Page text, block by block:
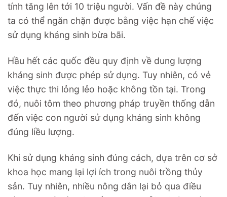
tính tăng lên tới 10 triệu người. Vấn đề này chúng
ta có thể ngăn chặn được bằng việc hạn chế việc
sử dụng kháng sinh bừa bãi.
Hầu hết các quốc đều quy định về dung lượng
kháng sinh được phép sử dụng. Tuy nhiên, có vẻ
việc thực thi lỏng lẻo hoặc không tồn tại. Trong
đó, nuôi tôm theo phương pháp truyền thống dẫn
đến việc con người sử dụng kháng sinh không
đúng liều lượng.
Khi sử dụng kháng sinh đúng cách, dựa trên cơ sở
khoa học mang lại lợi ích trong nuôi trồng thủy
sản. Tuy nhiên, nhiều nông dân lại bỏ qua điều